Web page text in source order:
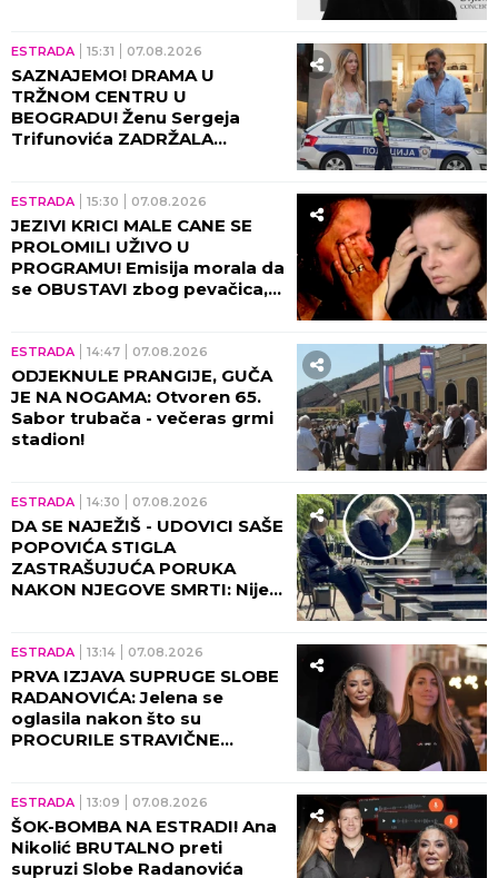
ESTRADA 15:31 07.08.2026
SAZNAJEMO! DRAMA U
TRŽNOM CENTRU U
BEOGRADU! Ženu Sergeja
Trifunovića ZADRŽALA
čega!
ESTRADA 15:30 07.08.2026
JEZIVI KRICI MALE CANE SE
PROLOMILI UŽIVO U
PROGRAMU! Emisija morala da
se OBUSTAVI zbog pevačica,
ESTRADA 14:47 07.08.2026
ODJEKNULE PRANGIJE, GUČA
JE NA NOGAMA: Otvoren 65.
Sabor trubača - večeras grmi
stadion!
ESTRADA 14:30 07.08.2026
DA SE NAJEŽIŠ - UDOVICI SAŠE
POPOVIĆA STIGLA
ZASTRAŠUJUĆA PORUKA
NAKON NJEGOVE SMRTI: Nije
ESTRADA 13:14 07.08.2026
PRVA IZJAVA SUPRUGE SLOBE
RADANOVIĆA: Jelena se
oglasila nakon što su
PROCURILE STRAVIČNE
ESTRADA 13:09 07.08.2026
ŠOK-BOMBA NA ESTRADI! Ana
Nikolić BRUTALNO preti
supruzi Slobe Radanovića